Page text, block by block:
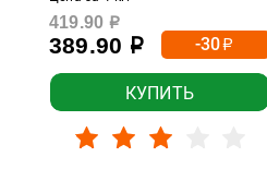
Alingar
Almador
Almette
419.90 р
389.90 р -30р
КУПИТЬ